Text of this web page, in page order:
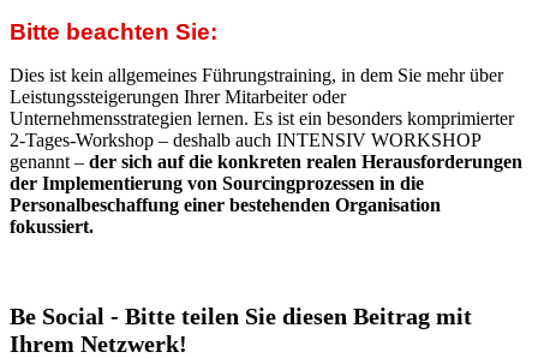
Bitte beachten Sie:
Dies ist kein allgemeines Führungstraining, in dem Sie mehr über
Leistungssteigerungen Ihrer Mitarbeiter oder
Unternehmensstrategien lernen. Es ist ein besonders komprimierter
2-Tages-Workshop – deshalb auch INTENSIV WORKSHOP
genannt – der sich auf die konkreten realen Herausforderungen
der Implementierung von Sourcingprozessen in die
Personalbeschaffung einer bestehenden Organisation
fokussiert.
Be Social - Bitte teilen Sie diesen Beitrag mit
Ihrem Netzwerk!